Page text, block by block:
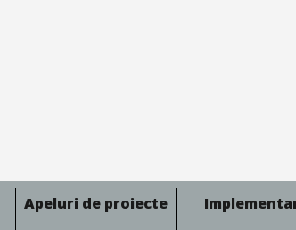
Apeluri de proiecte